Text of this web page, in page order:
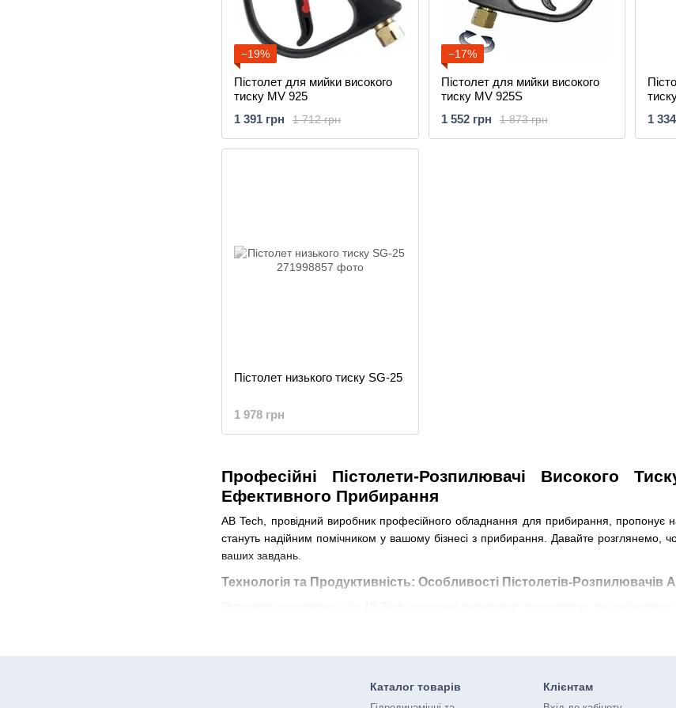
Професійні Пістолети-Розпилювачі Високого
Ефективного Прибирання
AB Tech, провідний виробник професійного обладнання для прибирання, пропонує на
стануть надійним помічником у вашому бізнесі з прибирання. Давайте розглянемо,
ваших завдань.
Технологія та Продуктивність: Особливості Пістолетів-Розпилювачів
Надійність та Довговічність: Переваги Використання Обладнання від
−19%
Пістолет для мийки високого
тиску MV 925
1 712 грн
1 391 грн
−17%
Пістолет для мийки високого
тиску MV 925S
1 873 грн
1 552 грн
1
Пістолет низького тиску SG-25
1 978 грн
Каталог товарів Клієнтам